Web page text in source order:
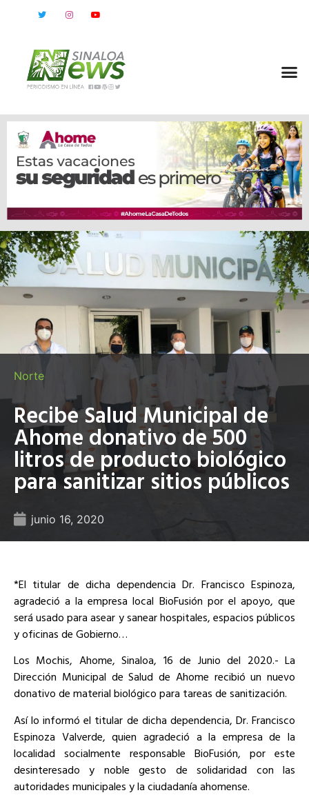
Norte
Recibe Salud Municipal de
Ahome donativo de 500
litros de producto biológico
para sanitizar sitios públicos
junio 16, 2020
*El titular de dicha dependencia Dr. Francisco Espinoza,
agradeció a la empresa local BioFusión por el apoyo, que
será usado para asear y sanear hospitales, espacios públicos
y oficinas de Gobierno…
Los Mochis, Ahome, Sinaloa, 16 de Junio del 2020.- La
Dirección Municipal de Salud de Ahome recibió un nuevo
donativo de material biológico para tareas de sanitización.
Así lo informó el titular de dicha dependencia, Dr. Francisco
Espinoza Valverde, quien agradeció a la empresa de la
localidad socialmente responsable BioFusión, por este
desinteresado y noble gesto de solidaridad con las
autoridades municipales y la ciudadanía ahomense.